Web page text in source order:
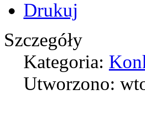
Szczegóły
Kategoria:
Utworzono: